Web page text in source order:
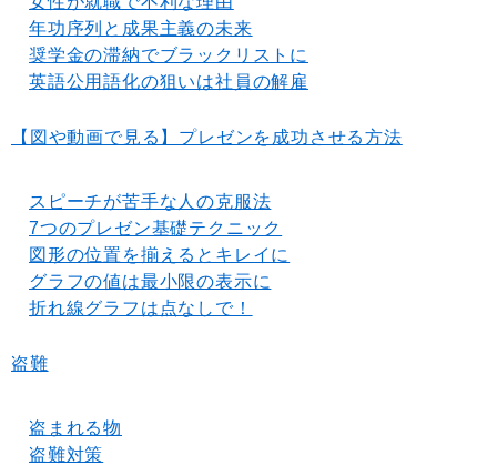
年功序列と成果主義の未来
奨学金の滞納でブラックリストに
英語公用語化の狙いは社員の解雇
【図や動画で見る】プレゼンを成功させる方法
スピーチが苦手な人の克服法
7つのプレゼン基礎テクニック
図形の位置を揃えるとキレイに
グラフの値は最小限の表示に
折れ線グラフは点なしで！
盗難
盗まれる物
盗難対策